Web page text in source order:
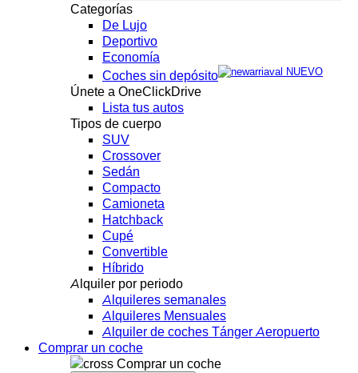
Categorías
De Lujo
Deportivo
Economía
Coches sin depósito
NUEVO
Únete a OneClickDrive
Lista tus autos
Tipos de cuerpo
SUV
Crossover
Sedán
Compacto
Camioneta
Hatchback
Cupé
Convertible
Híbrido
Alquiler por periodo
Alquileres semanales
Alquileres Mensuales
Alquiler de coches Tánger Aeropuerto
Comprar un coche
Comprar un coche